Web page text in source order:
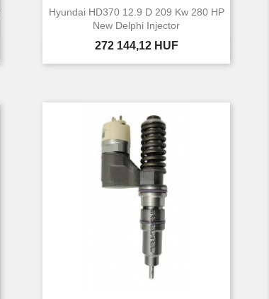
Hyundai HD370 12.9 D 209 Kw 280 HP
New Delphi Injector
Ár
272 144,12 HUF
 Előnézet